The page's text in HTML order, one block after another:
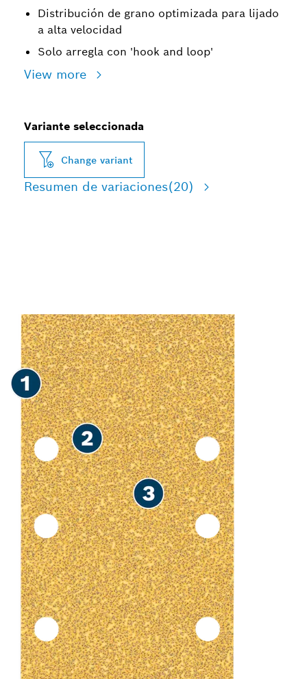
Distribución de grano optimizada para lijado
a alta velocidad
Solo arregla con 'hook and loop'
View more
Variante seleccionada
Change variant
Resumen de variaciones(20)